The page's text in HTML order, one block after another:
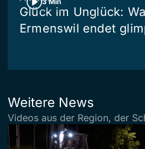
Glück im Unglück:
Ermenswil endet
Weitere News
Videos aus der Region, der